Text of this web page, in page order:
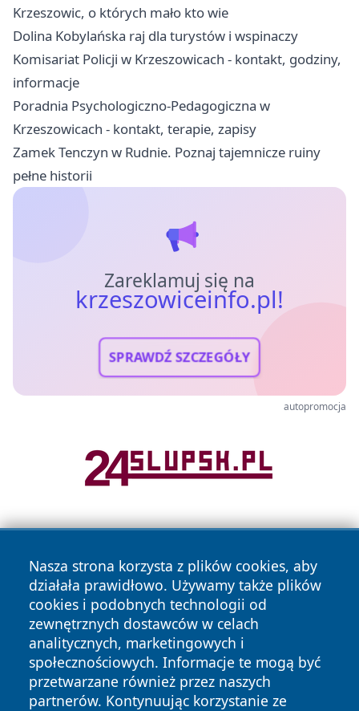
Krzeszowic, o których mało kto wie
Dolina Kobylańska raj dla turystów i wspinaczy
Komisariat Policji w Krzeszowicach - kontakt, godziny,
informacje
Poradnia Psychologiczno-Pedagogiczna w
Krzeszowicach - kontakt, terapie, zapisy
Zamek Tenczyn w Rudnie. Poznaj tajemnicze ruiny
pełne historii
Zareklamuj się na
krzeszowiceinfo.pl!
SPRAWDŹ SZCZEGÓŁY
autopromocja
Nasza strona korzysta z plików cookies, aby
działała prawidłowo. Używamy także plików
cookies i podobnych technologii od
zewnętrznych dostawców w celach
analitycznych, marketingowych i
społecznościowych. Informacje te mogą być
przetwarzane również przez naszych
partnerów. Kontynuując korzystanie ze
Copyright © 2026 krzeszowiceinfo.pl Wszystkie prawa
zastrzeżone.
Polityka Polityka